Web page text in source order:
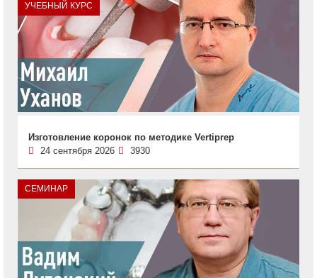
УЧЕБНЫЙ КУРС
Изготовление коронок по методике Vertiprep
24 сентября 2026
3930
СЕМИНАР